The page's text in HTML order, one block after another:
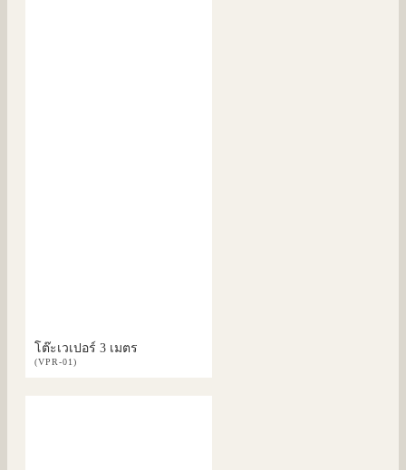
โต๊ะเวเปอร์ 3 เมตร
(VPR-01)